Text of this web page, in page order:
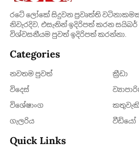
රටේ ලෝකේ සිදුවන ප්‍රවෘත්ති
නිවැරදිව, එසැනින් ඉදිරිපත් කරන
විශ්වසනීයම පුවත් ඉදිරිපත් කරන්නා.
Categories
නවතම පුවත්
ක්‍රී​ඩා
විදෙස්
විශේෂාංග
ගැලරිය
වීඩියෝ
Quick Links